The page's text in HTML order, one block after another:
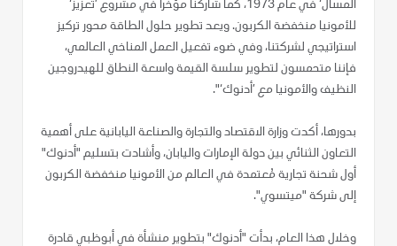
المسال‘ في عام 1973، كما شاركنا مؤخراً في مشروع ’تعزيز‘
للأمونيا منخفضة الكربون. ويعد تطوير حلول الطاقة محور تركيز
استراتيجي لشركتنا، وفي ضوء تفعيل العمل المناخي العالمي،
فإننا متحمسون لتطوير سلسة القيمة واسعة النطاق للهيدروجين
النظيف والأمونيا مع ’أدنوك‘".
بدورها، أكدت وزارة الاقتصاد والتجارة والصناعة اليابانية على أهمية
التعاون الثنائي بين دولة الإمارات واليابان، وأشادت بتسليم "أدنوك"
أول شحنة تجارية مُعتمدة في العالم من الأمونيا منخفضة الكربون
إلى شركة "ميتسوي".
وخلال هذا العام، بدأت "أدنوك" بتطوير منشأة في أبوظبي قادرة